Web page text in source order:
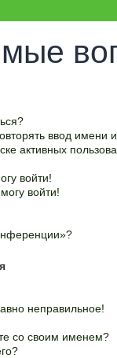
ввод имени
активных
войти!
войти!
неправильное!
со своим именем?